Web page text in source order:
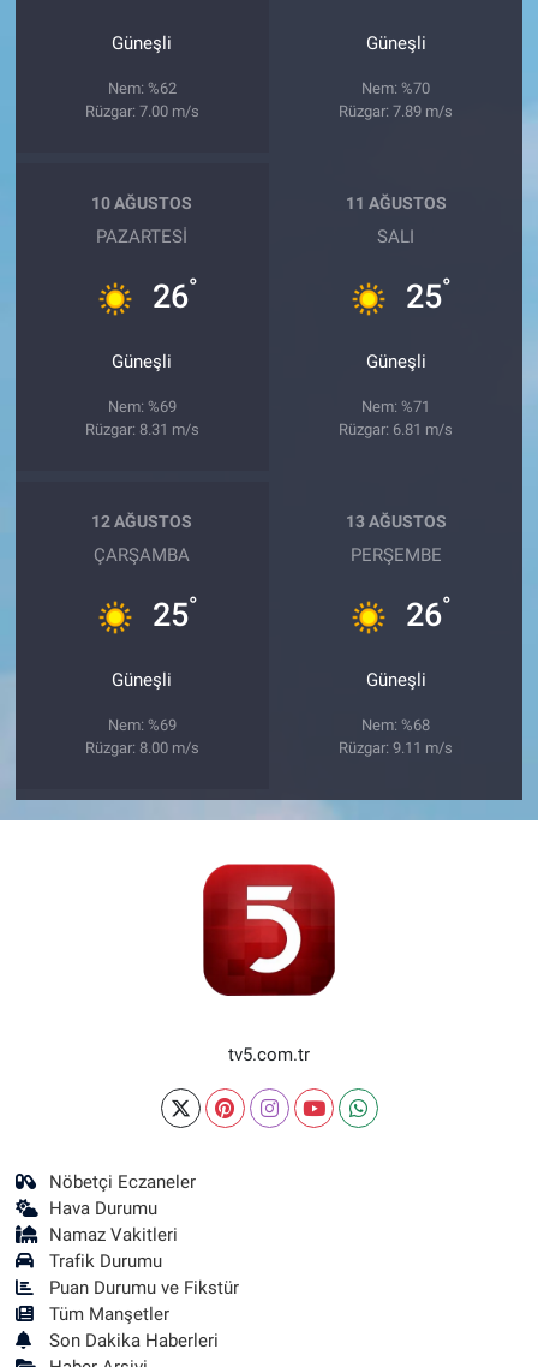
Güneşli
Nem: %62
Rüzgar: 7.00 m/s
Güneşli
Nem: %70
Rüzgar: 7.89 m/s
10 AĞUSTOS
PAZARTESI
26°
Güneşli
Nem: %69
Rüzgar: 8.31 m/s
11 AĞUSTOS
SALI
25°
Güneşli
Nem: %71
Rüzgar: 6.81 m/s
12 AĞUSTOS
ÇARŞAMBA
25°
Güneşli
Nem: %69
Rüzgar: 8.00 m/s
13 AĞUSTOS
PERŞEMBE
26°
Güneşli
Nem: %68
Rüzgar: 9.11 m/s
tv5.com.tr
Nöbetçi Eczaneler
Hava Durumu
Namaz Vakitleri
Trafik Durumu
Puan Durumu ve Fikstür
Tüm Manşetler
Son Dakika Haberleri